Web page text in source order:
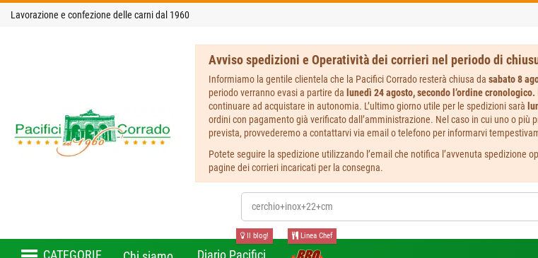
Lavorazione e confezione delle carni dal 1960
Avviso spedizioni e Operatività dei corrieri nel periodo di
Informiamo la gentile clientela che la Pacifici Corrado resterà chiusa da sabato 8
periodo verranno evasi a partire da lunedì 24 agosto, secondo l’ordine cronologico.
continuare ad acquistare in autonomia. L’ultimo giorno utile per le spedizioni sarà
ordini con pagamento già verificato dall’amministrazione. Nel caso in cui uno o
prevista, provvederemo a contattarvi via email o telefono per informarvi
Potete seguire la spedizione utilizzando l’email che notifica l’avvenuta spedizione
pagine dei corrieri incaricati per la consegna.
Il blog! Linea Chef